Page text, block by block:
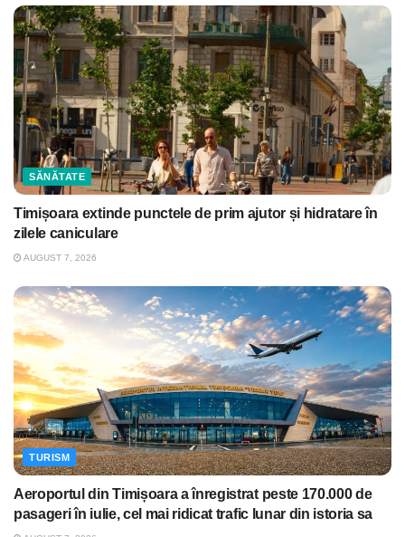
SĂNĂTATE
Timișoara extinde punctele de prim ajutor și hidratare în
zilele caniculare
AUGUST 7, 2026
TURISM
Aeroportul din Timișoara a înregistrat peste 170.000 de
pasageri în iulie, cel mai ridicat trafic lunar din istoria sa